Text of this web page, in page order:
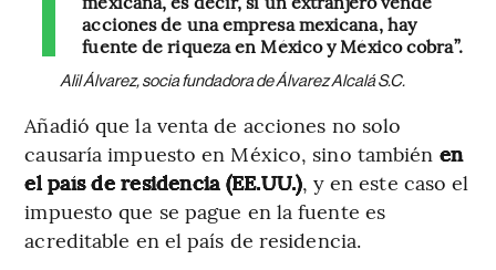
acciones de una empresa mexicana, hay
fuente de riqueza en México y México cobra”.
Alil Álvarez, socia fundadora de Álvarez Alcalá S.C.
Añadió que la venta de acciones no solo
causaría impuesto en México, sino también en
el país de residencia (EE.UU.), y en este caso el
impuesto que se pague en la fuente es
acreditable en el país de residencia.